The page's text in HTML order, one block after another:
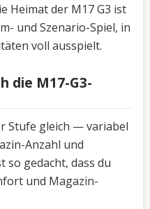
Heimat der M17 G3 ist
und Szenario-Spiel, in
voll ausspielt.
die M17-G3-
Stufe gleich — variabel
Anzahl und
so gedacht, dass du
und Magazin-